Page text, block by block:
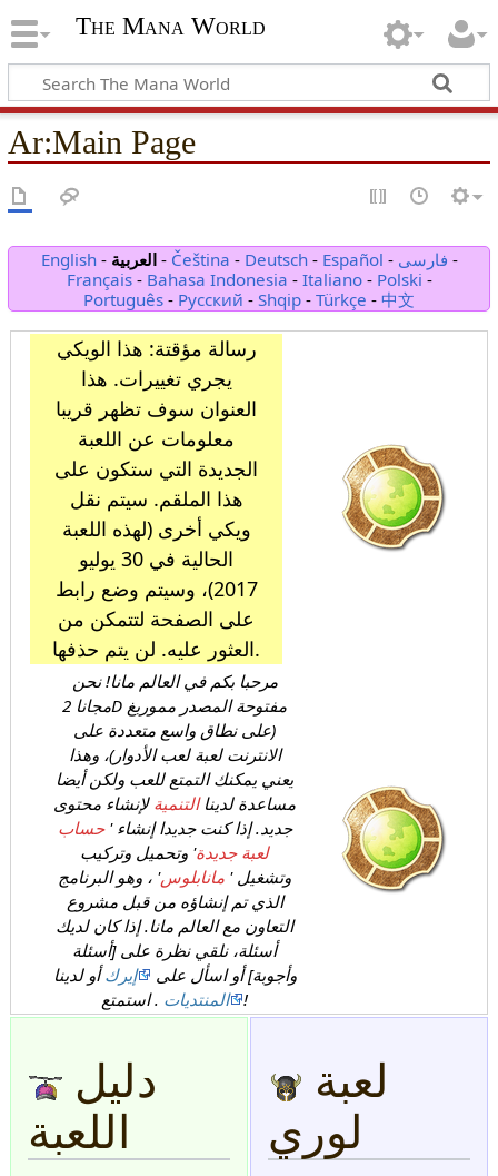
The Mana World
Ar:Main Page
English- العربية- Čeština - Deutsch- Español - فارسی -
Français- Bahasa Indonesia - Italiano- Polski -
Português - Русский - Shqip - Türkçe - 中文
رسالة مؤقتة: هذا الويكي
يجري تغييرات. هذا
العنوان سوف تظهر قريبا
معلومات عن اللعبة
الجديدة التي ستكون على
هذا الملقم. سيتم نقل
ويكي أخرى (لهذه اللعبة
الحالية في 30 يوليو
2017)، وسيتم وضع رابط
على الصفحة لتتمكن من
العثور عليه. لن يتم حذفها.
مرحبا بكم في العالم مانا! نحن
مجانا 2D مفتوحة المصدر مموربغ
(على نطاق واسع متعددة على
الانترنت لعبة لعب الأدوار)، وهذا
يعني يمكنك التمتع للعب ولكن أيضا
مساعدة لديناالتنمية لإنشاء محتوى
جديد. إذا كنت جديدا إنشاء' حساب
لعبة جديدة' وتحميل وتركيب
وتشغيل' مانابلوس' ، وهو البرنامج
الذي تم إنشاؤه من قبل مشروع
التعاون مع العالم مانا. إذا كان لديك
أسئلة، نلقي نظرة على [أسئلة
وأجوبة] أو اسأل على
إيركأو لدينا
المنتديات
. استمتع!
اللعبة
لوري